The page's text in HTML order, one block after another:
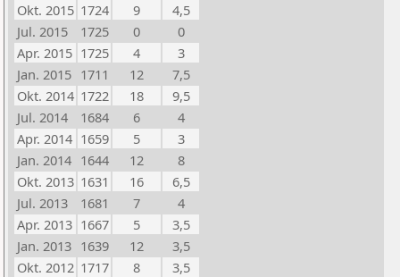
Okt. 2015 1724 9
4,5
Jul. 2015
1725 0
0
Apr. 2015 1725 4
3
Jan. 2015 1711 12
7,5
Okt. 2014 1722 18
9,5
Jul. 2014
1684 6
4
Apr. 2014 1659 5
3
Jan. 2014 1644 12
8
Okt. 2013 1631 16
6,5
Jul. 2013
1681 7
4
Apr. 2013 1667 5
3,5
Jan. 2013 1639 12
3,5
Okt. 2012 1717 8
3,5